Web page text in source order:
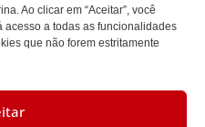
Ao clicar em “Aceitar”, você
acesso a todas as funcionalidades
que não forem estritamente